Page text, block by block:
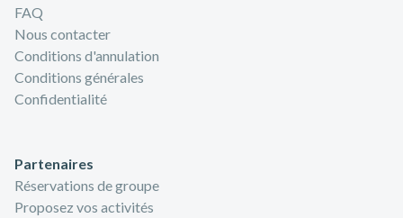
FAQ
Nous contacter
Conditions d'annulation
Conditions générales
Confidentialité
Partenaires
Réservations de groupe
Proposez vos activités